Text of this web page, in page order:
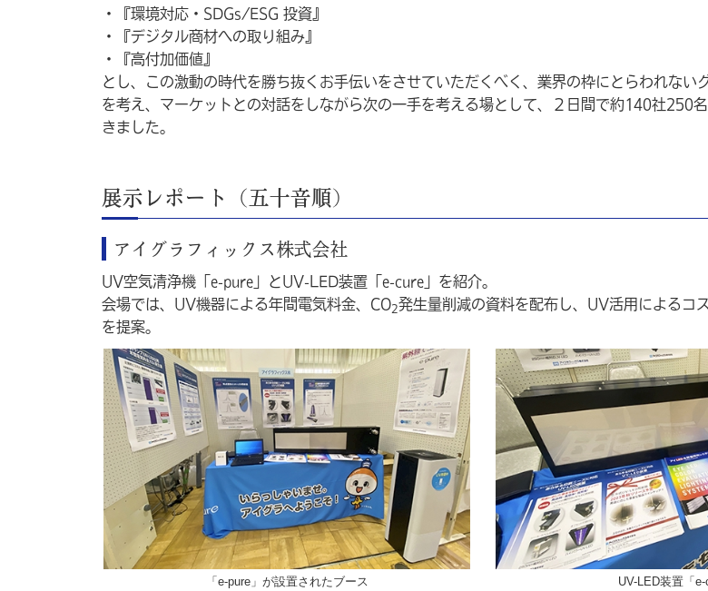
・『環境対応・SDGs/ESG 投資』
・『デジタル商材への取り組み』
・『高付加価値』
とし、この激動の時代を勝ち抜くお手伝いをさせていただくべく、業界の枠にとらわれない
を考え、マーケットとの対話をしながら次の一手を考える場として、２日間で約140社250
きました。
展示レポート（五十音順）
アイグラフィックス株式会社
UV空気清浄機「e-pure」とUV-LED装置「e-cure」を紹介。
会場では、UV機器による年間電気料金、CO2発生量削減の資料を配布し、UV活用によるコ
を提案。
「e-pure」が設置されたブース UV-LED装置「e-